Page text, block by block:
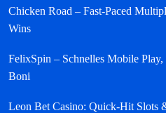
Chicken Road – Fast‑Paced
Wins
FelixSpin – Schnelles Mobile
Boni
Leon Bet Casino: Quick‑Hit Slots